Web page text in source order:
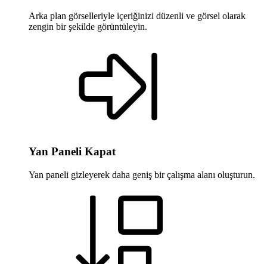
Arka plan görselleriyle içeriğinizi düzenli ve görsel olarak
zengin bir şekilde görüntüleyin.
Yan Paneli Kapat
Yan paneli gizleyerek daha geniş bir çalışma alanı oluşturun.